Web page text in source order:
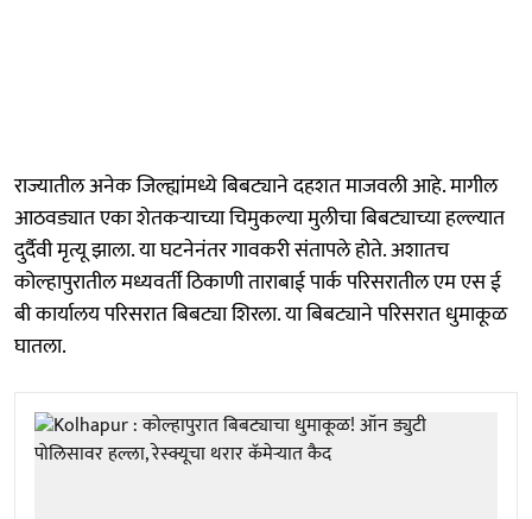
राज्यातील अनेक जिल्ह्यांमध्ये बिबट्याने दहशत माजवली आहे. मागील
आठवड्यात एका शेतकऱ्याच्या चिमुकल्या मुलीचा बिबट्याच्या हल्ल्यात
दुर्दैवी मृत्यू झाला. या घटनेनंतर गावकरी संतापले होते. अशातच
कोल्हापुरातील मध्यवर्ती ठिकाणी ताराबाई पार्क परिसरातील एम एस ई
बी कार्यालय परिसरात बिबट्या शिरला. या बिबट्याने परिसरात धुमाकूळ
घातला.